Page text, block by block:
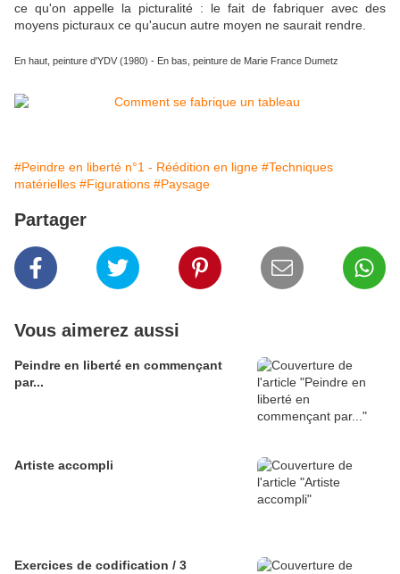
ce qu'on appelle la picturalité : le fait de fabriquer avec des
moyens picturaux ce qu'aucun autre moyen ne saurait rendre.
En haut, peinture d'YDV (1980) - En bas, peinture de Marie France Dumetz
#Peindre en liberté n°1 - Réédition en ligne #Techniques
matérielles #Figurations #Paysage
Partager
Vous aimerez aussi
Peindre en liberté en commençant
par...
Artiste accompli
Exercices de codification / 3